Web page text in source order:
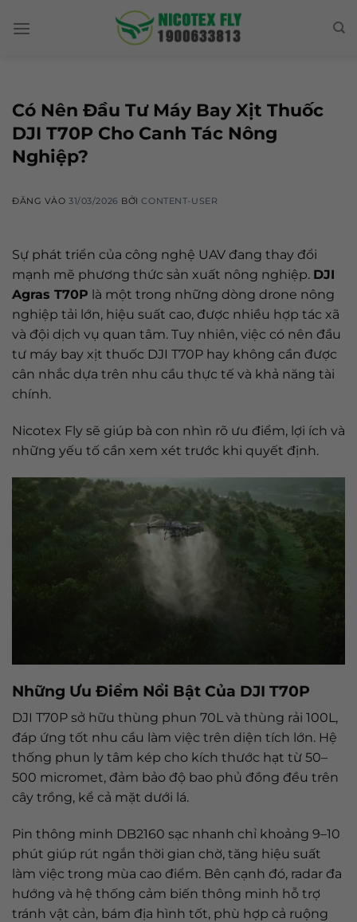
Có Nên Đầu Tư Máy Bay Xịt Thuốc
DJI T70P Cho Canh Tác Nông
Nghiệp?
ĐĂNG VÀO31/03/2026 BỞICONTENT-USER
Sự phát triển của công nghệ UAV đang thay đổi
mạnh mẽ phương thức sản xuất nông nghiệp. DJI
Agras T70P là một trong những dòng drone nông
nghiệp tải lớn, hiệu suất cao, được nhiều hợp tác xã
và đội dịch vụ quan tâm. Tuy nhiên, việc có nên đầu
tư máy bay xịt thuốc DJI T70P hay không cần được
cân nhắc dựa trên nhu cầu thực tế và khả năng tài
chính.
Nicotex Fly sẽ giúp bà con nhìn rõ ưu điểm, lợi ích và
những yếu tố cần xem xét trước khi quyết định.
Những Ưu Điểm Nổi Bật Của DJI T70P
DJI T70P sở hữu thùng phun 70L và thùng rải 100L,
đáp ứng tốt nhu cầu làm việc trên diện tích lớn. Hệ
thống phun ly tâm kép cho kích thước hạt từ 50–
500 micromet, đảm bảo độ bao phủ đồng đều trên
cây trồng, kể cả mặt dưới lá.
Pin thông minh DB2160 sạc nhanh chỉ khoảng 9–10
phút giúp rút ngắn thời gian chờ, tăng hiệu suất
làm việc trong mùa cao điểm. Bên cạnh đó, radar đa
hướng và hệ thống cảm biến thông minh hỗ trợ
tránh vật cản, bám địa hình tốt, phù hợp cả ruộng